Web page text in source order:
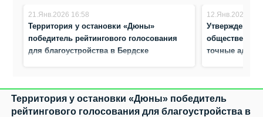
21.Янв.2026 16:58
Территория у остановки «Дюны»
победитель рейтингового голосования
для благоустройства в Бердске
12.Янв.2026
Утвержден
точные адреса
Территория у остановки «Дюны» победитель
рейтингового голосования для благоустройства в